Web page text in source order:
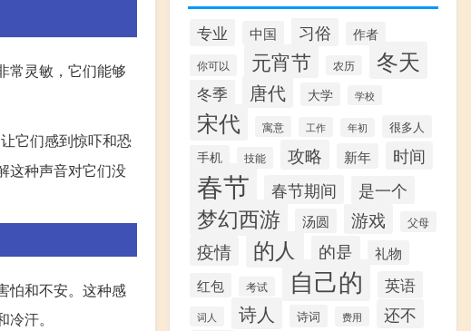
常灵敏，它们能够
它们感到惊吓和恐
这种声音对它们没
怕和不安。这种感
汗。
专业 中国 习俗 作者
你可以 元宵节 农历 冬天
冬季 唐代 大学 学校
宋代 寓意 工作 年初 很多人
手机 技能 攻略 新年 时间
春节 春节期间 是一个
梦幻西游 汤圆 游戏 父母
疫情 的人 的是
礼物
红包
考试 自己的 英语
词人 诗人 诗词 费用 还不